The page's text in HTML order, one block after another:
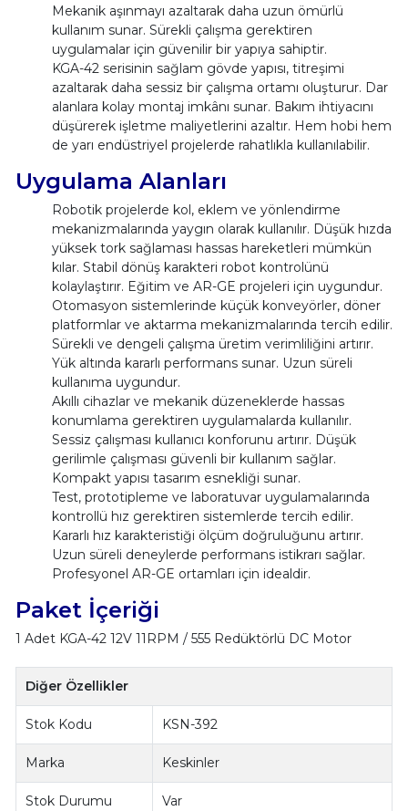
Mekanik aşınmayı azaltarak daha uzun ömürlü
kullanım sunar. Sürekli çalışma gerektiren
uygulamalar için güvenilir bir yapıya sahiptir.
KGA-42 serisinin sağlam gövde yapısı, titreşimi
azaltarak daha sessiz bir çalışma ortamı oluşturur. Dar
alanlara kolay montaj imkânı sunar. Bakım ihtiyacını
düşürerek işletme maliyetlerini azaltır. Hem hobi hem
de yarı endüstriyel projelerde rahatlıkla kullanılabilir.
Uygulama Alanları
Robotik projelerde kol, eklem ve yönlendirme
mekanizmalarında yaygın olarak kullanılır. Düşük hızda
yüksek tork sağlaması hassas hareketleri mümkün
kılar. Stabil dönüş karakteri robot kontrolünü
kolaylaştırır. Eğitim ve AR-GE projeleri için uygundur.
Otomasyon sistemlerinde küçük konveyörler, döner
platformlar ve aktarma mekanizmalarında tercih edilir.
Sürekli ve dengeli çalışma üretim verimliliğini artırır.
Yük altında kararlı performans sunar. Uzun süreli
kullanıma uygundur.
Akıllı cihazlar ve mekanik düzeneklerde hassas
konumlama gerektiren uygulamalarda kullanılır.
Sessiz çalışması kullanıcı konforunu artırır. Düşük
gerilimle çalışması güvenli bir kullanım sağlar.
Kompakt yapısı tasarım esnekliği sunar.
Test, prototipleme ve laboratuvar uygulamalarında
kontrollü hız gerektiren sistemlerde tercih edilir.
Kararlı hız karakteristiği ölçüm doğruluğunu artırır.
Uzun süreli deneylerde performans istikrarı sağlar.
Profesyonel AR-GE ortamları için idealdir.
Paket İçeriği
1 Adet KGA-42 12V 11RPM / 555 Redüktörlü DC Motor
Diğer Özellikler
Stok Kodu KSN-392
Marka Keskinler
Stok Durumu Var